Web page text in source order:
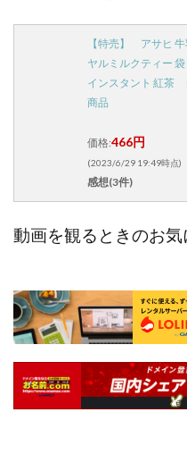
【特売】 アサヒ
ヤルミルクティー
インスタント 紅茶
商品
価格:466円
(2023/6/29 19:49時点)
感想(3件)
動画を観るときのお気